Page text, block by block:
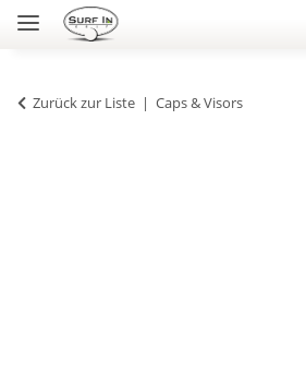
Zurück zur Liste Caps & Visors